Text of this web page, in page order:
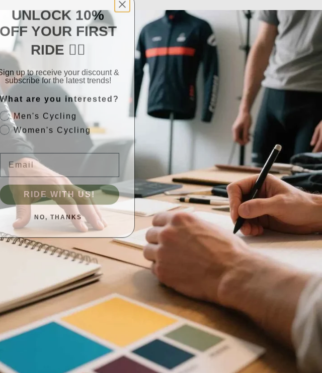
UNLOCK 10%
OFF YOUR FIRST
RIDE 🚴‍♂️
Sign up to receive your discount &
subscribe for the latest trends!
What are you interested?
Men's Cycling
Women's Cycling
RIDE WITH US!
NO, THANKS